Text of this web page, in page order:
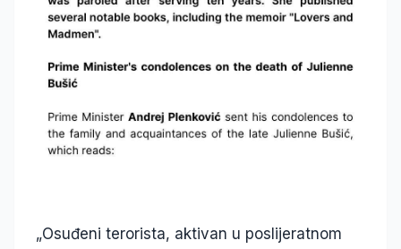
„Osuđeni terorista, aktivan u poslijeratnom